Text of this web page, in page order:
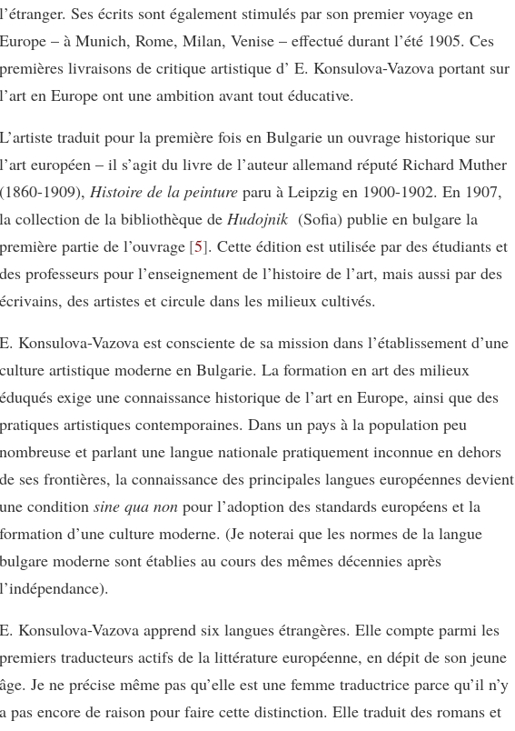
l’étranger. Ses écrits sont également stimulés par son premier voyage en
Europe – à Munich, Rome, Milan, Venise – effectué durant l’été 1905. Ces
premières livraisons de critique artistique d’ E. Konsulova-Vazova portant sur
l’art en Europe ont une ambition avant tout éducative.
L’artiste traduit pour la première fois en Bulgarie un ouvrage historique sur
l’art européen – il s’agit du livre de l’auteur allemand réputé Richard Muther
(1860-1909), Histoire de la peinture paru à Leipzig en 1900-1902. En 1907,
la collection de la bibliothèque de Hudojnik (Sofia) publie en bulgare la
première partie de l’ouvrage 5 . Cette édition est utilisée par des étudiants et
des professeurs pour l’enseignement de l’histoire de l’art, mais aussi par des
écrivains, des artistes et circule dans les milieux cultivés.
E. Konsulova-Vazova est consciente de sa mission dans l’établissement d’une
culture artistique moderne en Bulgarie. La formation en art des milieux
éduqués exige une connaissance historique de l’art en Europe, ainsi que des
pratiques artistiques contemporaines. Dans un pays à la population peu
nombreuse et parlant une langue nationale pratiquement inconnue en dehors
de ses frontières, la connaissance des principales langues européennes devient
une condition sine qua non pour l’adoption des standards européens et la
formation d’une culture moderne. (Je noterai que les normes de la langue
bulgare moderne sont établies au cours des mêmes décennies après
l’indépendance).
E. Konsulova-Vazova apprend six langues étrangères. Elle compte parmi les
premiers traducteurs actifs de la littérature européenne, en dépit de son jeune
âge. Je ne précise même pas qu’elle est une femme traductrice parce qu’il n’y
a pas encore de raison pour faire cette distinction. Elle traduit des romans et